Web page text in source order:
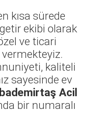
kısa sürede
ekibi olarak
ve ticari
kaliteli
sayesinde ev
Acil
bir numaralı